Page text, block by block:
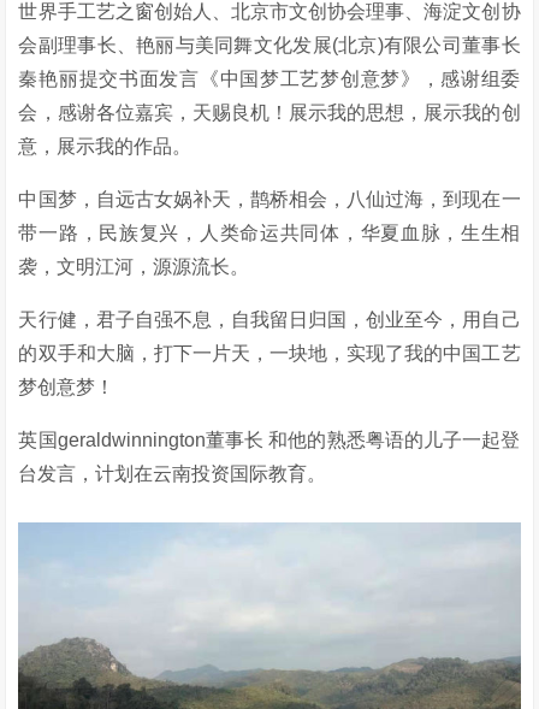
世界手工艺之窗创始人、北京市文创协会理事、海淀文创协
会副理事长、艳丽与美同舞文化发展(北京)有限公司董事长
秦艳丽提交书面发言《中国梦工艺梦创意梦》，感谢组委
会，感谢各位嘉宾，天赐良机！展示我的思想，展示我的创
意，展示我的作品。
中国梦，自远古女娲补天，鹊桥相会，八仙过海，到现在一
带一路，民族复兴，人类命运共同体，华夏血脉，生生相
袭，文明江河，源源流长。
天行健，君子自强不息，自我留日归国，创业至今，用自己
的双手和大脑，打下一片天，一块地，实现了我的中国工艺
梦创意梦！
英国geraldwinnington董事长 和他的熟悉粤语的儿子一起登
台发言，计划在云南投资国际教育。